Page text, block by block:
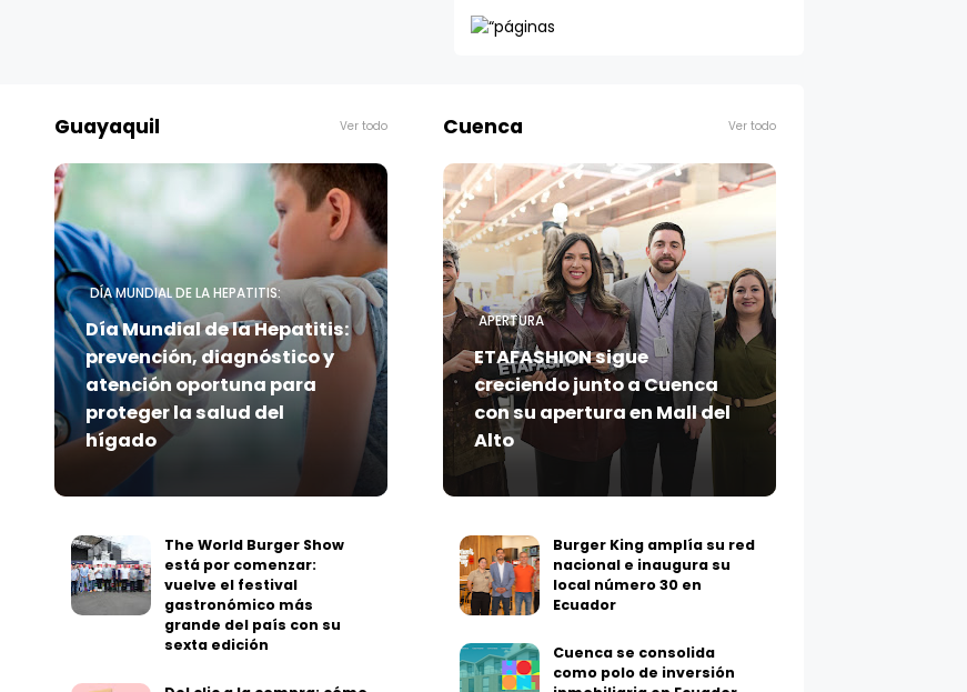
Guayaquil Ver todo
DÍA MUNDIAL DE LA HEPATITIS:
Día Mundial de la Hepatitis:
prevención, diagnóstico y
atención oportuna para
proteger la salud del
hígado
The World Burger Show
está por comenzar:
vuelve el festival
gastronómico más
grande del país con su
sexta edición
Cuenca Ver todo
APERTURA
ETAFASHION sigue
creciendo junto a Cuenca
con su apertura en Mall del
Alto
Burger King amplía su red
nacional e inaugura su
local número 30 en
Ecuador
Cuenca se consolida
como polo de inversión